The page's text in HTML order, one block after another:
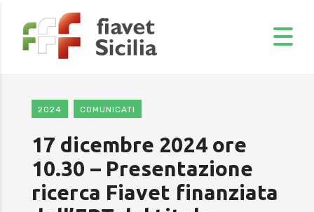
2024 COMUNICATI
17 dicembre 2024 ore
10.30 – Presentazione
ricerca Fiavet finanziata